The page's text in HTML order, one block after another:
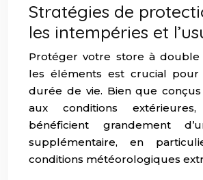
Stratégies de
les intempéries et
Protéger votre store à
les éléments est crucial pour
durée de vie. Bien que
aux conditions
bénéficient grandement
supplémentaire, en
conditions météorologiques